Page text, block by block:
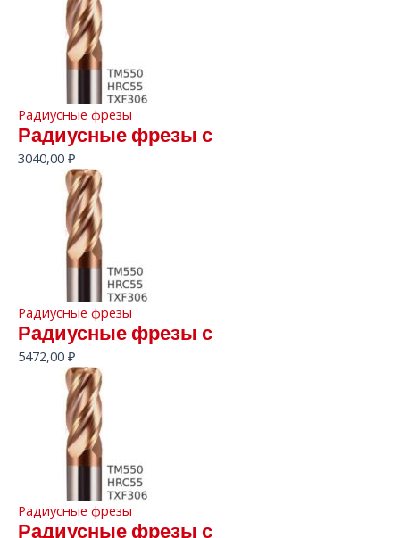
Радиусные фрезы
Радиусные фрезы с
3040,00 ₽
Радиусные фрезы
Радиусные фрезы с
5472,00 ₽
Радиусные фрезы